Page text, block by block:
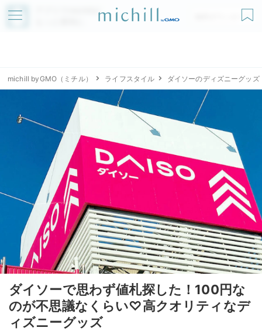
アプリでmichillが
無料ダウンロード
michill byGMO（ミチル） ライフスタイル ダイソーのディズニーグッズ
ダイソーで思わず値札探した！100円な
のが不思議なくらい♡高クオリティなデ
ィズニーグッズ